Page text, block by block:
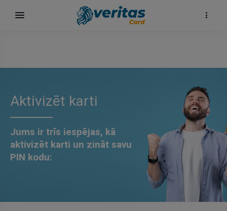
Aktivizēt karti
Jums ir trīs iespējas, kā
aktivizēt karti un zināt savu
PIN kodu: